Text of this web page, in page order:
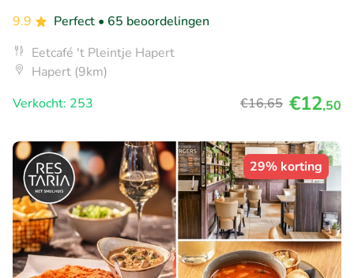
9.9
Perfect • 65 beoordelingen
Eetcafé 't Pleintje Hapert
Hapert (9km)
Verkocht: 253
€16,65 €12,50
29% korting